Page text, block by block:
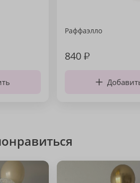
Раффаэлло
840₽